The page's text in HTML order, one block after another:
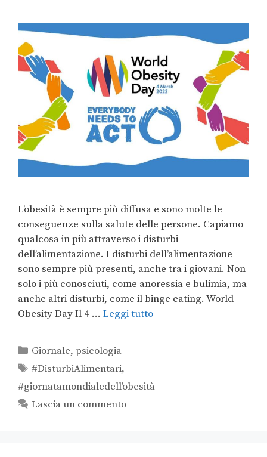
L’obesità è sempre più diffusa e sono molte le
conseguenze sulla salute delle persone. Capiamo
qualcosa in più attraverso i disturbi
dell’alimentazione. I disturbi dell’alimentazione
sono sempre più presenti, anche tra i giovani. Non
solo i più conosciuti, come anoressia e bulimia, ma
anche altri disturbi, come il binge eating. World
Obesity Day Il 4 … Leggi tutto
Giornale,psicologia
#DisturbiAlimentari,
#giornatamondialedell’obesità
Lascia un commento